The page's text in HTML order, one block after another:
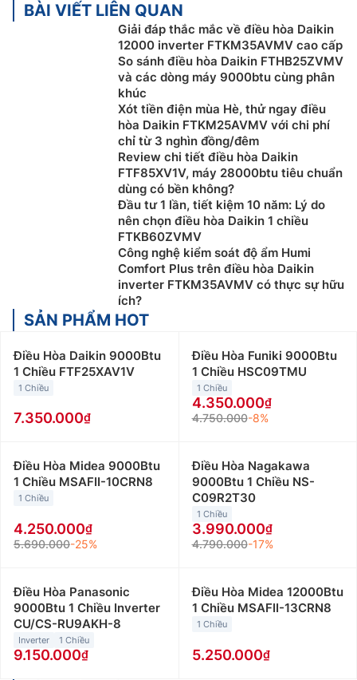
BÀI VIẾT LIÊN QUAN
Giải đáp thắc mắc về điều hòa Daikin
12000 inverter FTKM35AVMV cao cấp
So sánh điều hòa Daikin FTHB25ZVMV
và các dòng máy 9000btu cùng phân
khúc
Xót tiền điện mùa Hè, thử ngay điều
hòa Daikin FTKM25AVMV với chi phí
chỉ từ 3 nghìn đồng/đêm
Review chi tiết điều hòa Daikin
FTF85XV1V, máy 28000btu tiêu chuẩn
dùng có bền không?
Đầu tư 1 lần, tiết kiệm 10 năm: Lý do
nên chọn điều hòa Daikin 1 chiều
FTKB60ZVMV
Công nghệ kiểm soát độ ẩm Humi
Comfort Plus trên điều hòa Daikin
inverter FTKM35AVMV có thực sự hữu
ích?
SẢN PHẨM HOT
Điều Hòa Daikin 9000Btu
1 Chiều FTF25XAV1V
1 Chiều
7.350.000
Điều Hòa Funiki 9000Btu
1 Chiều HSC09TMU
1 Chiều
4.350.000
4.750.000-8%
Điều Hòa Midea 9000Btu
1 Chiều MSAFII-10CRN8
1 Chiều
4.250.000
5.690.000-25%
Điều Hòa Nagakawa
9000Btu 1 Chiều NS-
C09R2T30
1 Chiều
3.990.000
4.790.000-17%
Điều Hòa Panasonic
9000Btu 1 Chiều Inverter
CU/CS-RU9AKH-8
Inverter 1 Chiều
9.150.000
Điều Hòa Midea 12000Btu
1 Chiều MSAFII-13CRN8
1 Chiều
5.250.000